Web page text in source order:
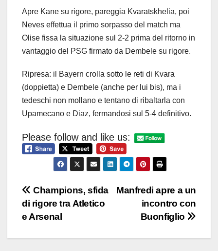
Apre Kane su rigore, pareggia Kvaratskhelia, poi
Neves effettua il primo sorpasso del match ma
Olise fissa la situazione sul 2-2 prima del ritorno in
vantaggio del PSG firmato da Dembele su rigore.
Ripresa: il Bayern crolla sotto le reti di Kvara
(doppietta) e Dembele (anche per lui bis), ma i
tedeschi non mollano e tentano di ribaltarla con
Upamecano e Diaz, fermandosi sul 5-4 definitivo.
Please follow and like us:
Navigazione
articoli
Manfredi apre a un
incontro con
Buonfiglio
Champions, sfida
di rigore tra Atletico
e Arsenal